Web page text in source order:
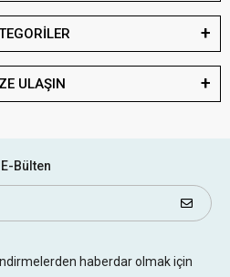
ULAŞIN
E-Bülten
haberdar olmak için